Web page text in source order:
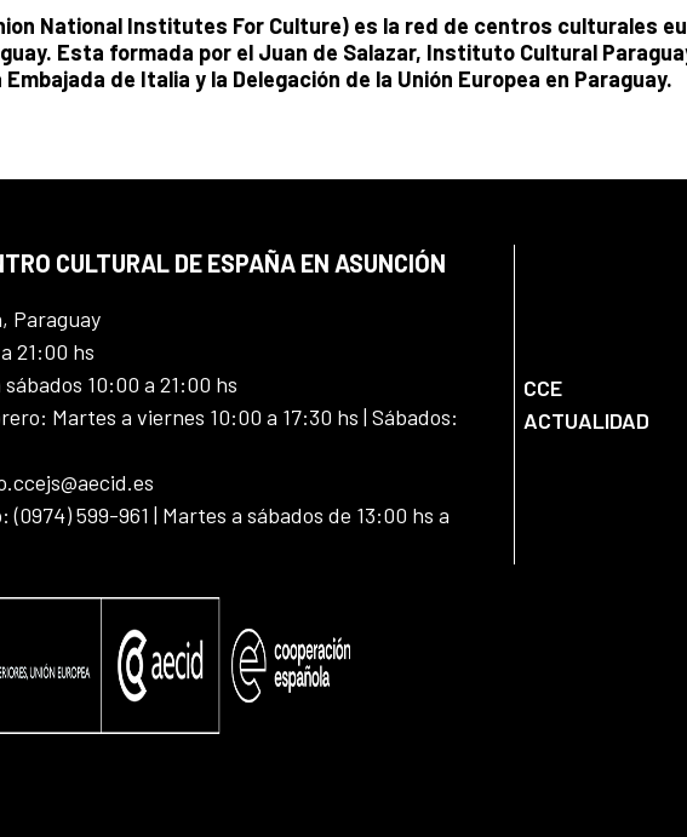
National Institutes For Culture) es la red de centros culturales
Esta formada por el Juan de Salazar, Instituto Cultural
de Italia y la Delegación de la Unión Europea en Paraguay.
CULTURAL DE ESPAÑA EN ASUNCIÓN
Paraguay
21:00 hs
10:00 a 21:00 hs
Martes a viernes 10:00 a 17:30 hs | Sábados:
599-961 | Martes a sábados de 13:00 hs a
CCE
ACTUALIDAD